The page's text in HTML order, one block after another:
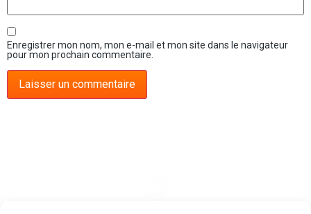
Enregistrer mon nom, mon e-mail et mon site dans le navigateur
pour mon prochain commentaire.